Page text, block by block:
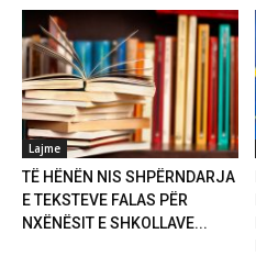
Lajme
TË HËNËN NIS SHPËRNDARJA
E TEKSTEVE FALAS PËR
NXËNËSIT E SHKOLLAVE...